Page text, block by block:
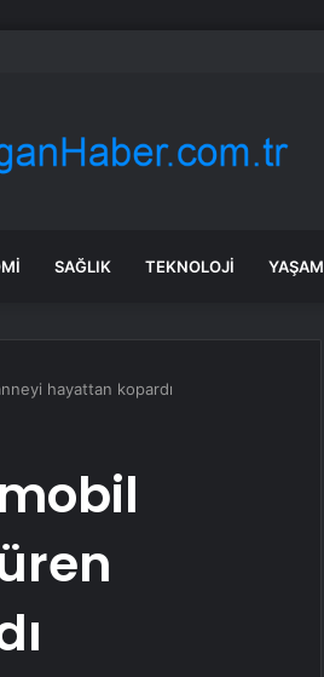
seferberliği
SAĞLIK TEKNOLOJI YAŞAM
hayattan kopardı